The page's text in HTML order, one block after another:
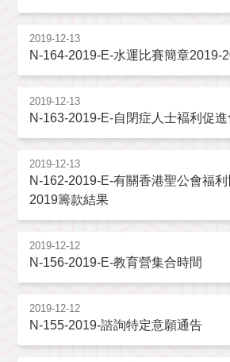
2019-12-13
N-164-2019-E-水運比賽簡章2019-
2019-12-13
N-163-2019-E-自閉症人士褔利促進
2019-12-13
N-162-2019-E-有關香港聖公會福
2019籌款結果
2019-12-12
N-156-2019-E-教育營集合時間
2019-12-12
N-155-2019-諮詢特定意願通告